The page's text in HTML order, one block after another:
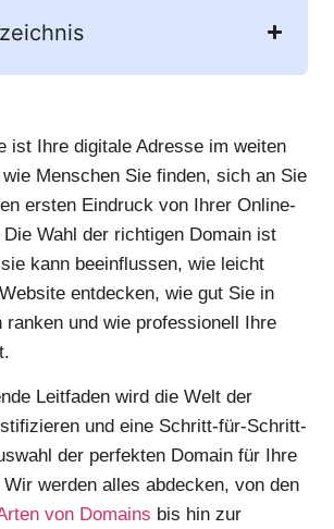
ist Ihre digitale Adresse im weiten
Menschen Sie finden, sich an Sie
ersten Eindruck von Ihrer Online-
Wahl der richtigen Domain ist
kann beeinflussen, wie leicht
entdecken, wie gut Sie in
ranken und wie professionell Ihre
Leitfaden wird die Welt der
und eine Schritt-für-Schritt-
der perfekten Domain für Ihre
werden alles abdecken, von den
von Domains bis hin zur